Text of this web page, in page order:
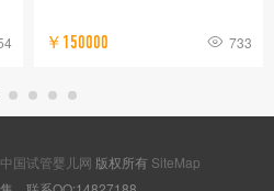
￥150000 733
中国试管婴儿网 版权所有 SiteMap